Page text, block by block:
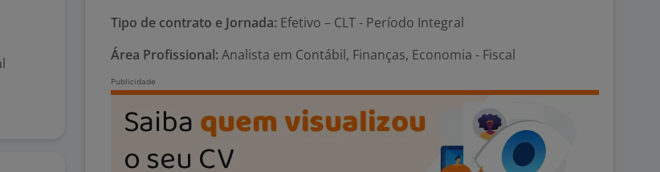
Tipo de contrato e Jornada: Efetivo – CLT - Período Integral
Área Profissional: Analista em Contábil, Finanças, Economia - Fiscal